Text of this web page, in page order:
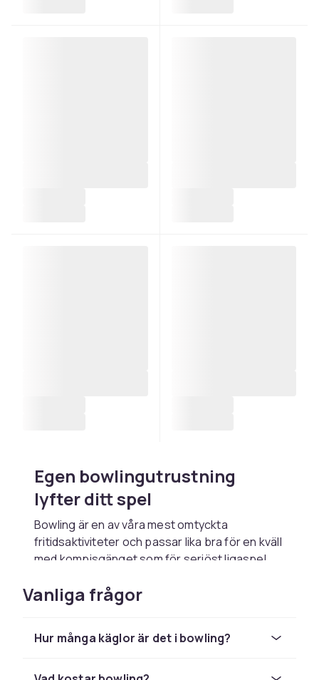
Egen bowlingutrustning
lyfter ditt spel
Bowling är en av våra mest omtyckta
fritidsaktiviteter och passar lika bra för en kväll
med kompisgänget som för seriöst ligaspel.
enstaka besök, men med egen
bowlingutrustning får du ett klot som passar
gör spelet både jämnare och roligare. Här
Vanliga frågor
Hur många käglor är det i bowling?